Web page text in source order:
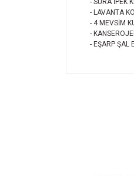
- SURA İPEK
- LAVANTA
- 4 MEVSİM
-
- EŞARP ŞAL